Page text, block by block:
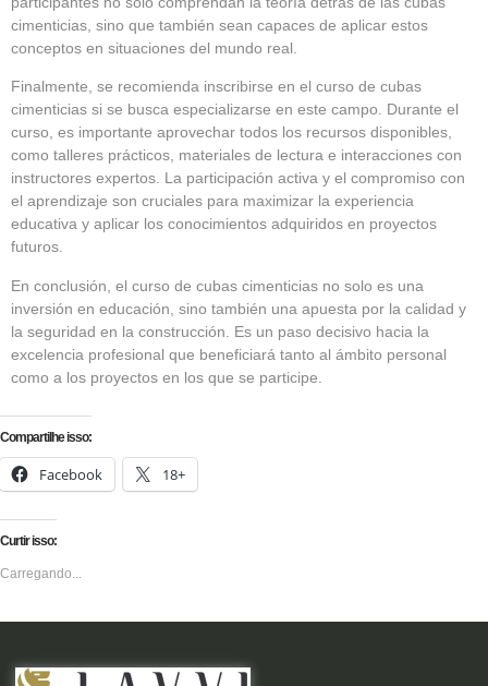
cimenticias, sino que también sean capaces de aplicar estos
conceptos en situaciones del mundo real.
Finalmente, se recomienda inscribirse en el curso de cubas
cimenticias si se busca especializarse en este campo. Durante el
curso, es importante aprovechar todos los recursos disponibles,
como talleres prácticos, materiales de lectura e interacciones con
instructores expertos. La participación activa y el compromiso con
el aprendizaje son cruciales para maximizar la experiencia
educativa y aplicar los conocimientos adquiridos en proyectos
futuros.
En conclusión, el curso de cubas cimenticias no solo es una
inversión en educación, sino también una apuesta por la calidad y
la seguridad en la construcción. Es un paso decisivo hacia la
excelencia profesional que beneficiará tanto al ámbito personal
como a los proyectos en los que se participe.
Compartilhe isso:
Facebook 18+
Curtir isso:
Carregando...